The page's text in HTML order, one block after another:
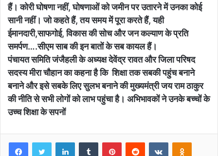
हैं। कोरी घोषणा नहीं, घोषणाओं को जमीन पर उतारने में उनका कोई
सानी नहीं। जो कहते हैं, तय समय में पूरा करते हैं, यही
ईमानदारी,साफगोई, विकास की सोच और जन कल्याण के प्रति
समर्पण….सीएम साब की इन बातों के सब कायल हैं।
पंचायत समिति जंजैहली के अध्यक्ष देवेंद्र रावत और जिला परिषद
सदस्य मीरा चौहान का कहना है कि शिक्षा तक सबकी पहुंच बनाने
बनाने और इसे सबके लिए सुलभ बनाने की मुख्यमंत्री जय राम ठाकुर
की नीति से सभी लोगों को लाभ पहुंचा है। अभिभावकों ने उनके बच्चों के
उच्च शिक्षा के सपनों
FacebookTwitter LinkedInTumblr PinterestReddit VKontakte